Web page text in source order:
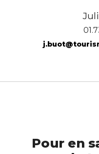
Pour en